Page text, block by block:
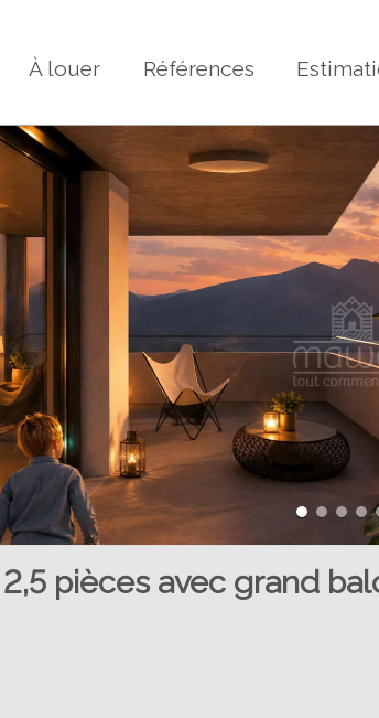
À louer Références
pièces avec grand